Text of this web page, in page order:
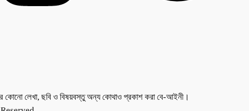
কোনো লেখা, ছবি ও বিষয়বস্তু অন্য কোথাও প্রকাশ করা বে-আইনী।